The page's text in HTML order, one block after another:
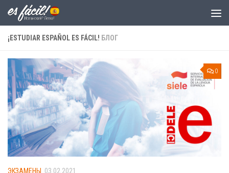
Skip to content
¡ESTUDIAR ESPAÑOL ES FÁCIL! БЛОГ
0
ЭКЗАМЕНЫ 03.02.2021